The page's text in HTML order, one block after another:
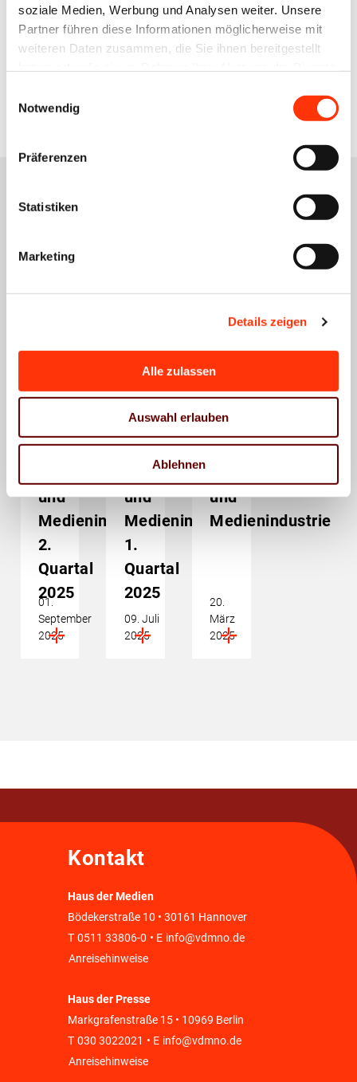
soziale Medien, Werbung und Analysen weiter. Unsere
Partner führen diese Informationen möglicherweise mit
weiteren Daten zusammen, die Sie ihnen bereitgestellt
Notwendig
Präferenzen
Statistiken
Marketing
Details zeigen
Alle zulassen
Auswahl erlauben
Ablehnen
+49 176 10 90 10 11
interessieren
BVDM-
Branchendaten:
Deutsche
und
Medienindustrie
2.
Quartal
2025
01.
September
2025
Wirtschaftspolitik
BVDM-
Branchendaten:
Deutsche
Druck-
und
Medienindustrie
1.
Quartal
2025
09. Juli
2025
Wirtschaftspolitik
BVDM-
Branchendaten:
Deutsche
und
Medienindustrie
20.
März
2025
Kontakt
Haus der Medien
Bödekerstraße 10 • 30161 Hannover
T 0511 33806-0 • E info@vdmno.de
Anreisehinweise
Haus der Presse
Markgrafenstraße 15 • 10969 Berlin
T 030 3022021 • E info@vdmno.de
Anreisehinweise